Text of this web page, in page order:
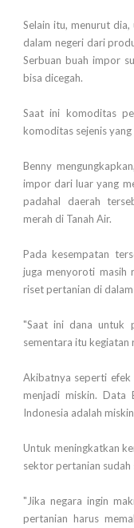
Selain itu, menurut
dalam negeri dari
Serbuan buah impor
bisa dicegah.
Saat ini komoditas
komoditas sejenis
Benny
impor dari luar yang
padahal daerah
merah di Tanah Air.
Pada kesempatan
juga menyoroti masih
riset pertanian di dalam
"Saat ini dana untuk
sementara itu kegiatan
Akibatnya seperti efek
menjadi miskin. Data
Indonesia adalah
Untuk meningkatkan
sektor pertanian sudah
"Jika negara ingin
pertanian harus